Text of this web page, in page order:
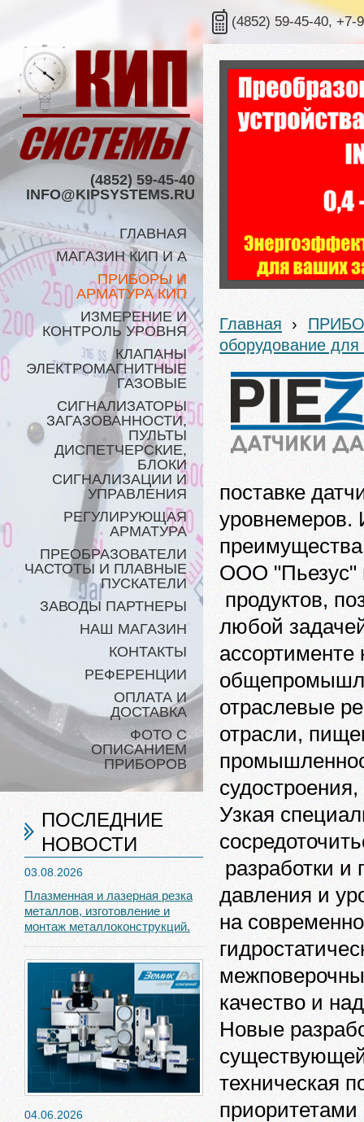
(4852) 59-45-40, +7-
(4852) 59-45-40
INFO@KIPSYSTEMS.RU
ГЛАВНАЯ
МАГАЗИН КИП И А
ПРИБОРЫ И
АРМАТУРА КИП
ИЗМЕРЕНИЕ И
КОНТРОЛЬ УРОВНЯ
КЛАПАНЫ
ЭЛЕКТРОМАГНИТНЫЕ
ГАЗОВЫЕ
СИГНАЛИЗАТОРЫ
ЗАГАЗОВАННОСТИ,
ПУЛЬТЫ
ДИСПЕТЧЕРСКИЕ,
БЛОКИ
СИГНАЛИЗАЦИИ И
УПРАВЛЕНИЯ
РЕГУЛИРУЮЩАЯ
АРМАТУРА
ПРЕОБРАЗОВАТЕЛИ
ЧАСТОТЫ И ПЛАВНЫЕ
ПУСКАТЕЛИ
ЗАВОДЫ ПАРТНЕРЫ
НАШ МАГАЗИН
КОНТАКТЫ
РЕФЕРЕНЦИИ
ОПЛАТА И
ДОСТАВКА
ФОТО С
ОПИСАНИЕМ
ПРИБОРОВ
ПОСЛЕДНИЕ
НОВОСТИ
03.08.2026
Плазменная и лазерная резка
металлов, изготовление и
монтаж металлоконструкций.
04.06.2026
Главная ›
оборудование
поставке
уровнемеров.
преимущества
ООО "Пьезус"
продуктов,
любой
отраслевые
отрасли,
Узкая
разработки и
давления и
на
качество и
Новые
техническая